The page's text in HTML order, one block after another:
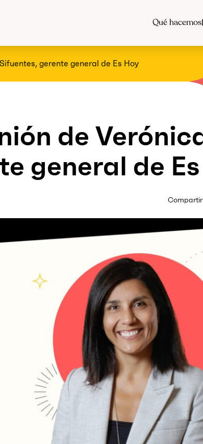
Qué hacemos
gerente general de Es Hoy
de
general de